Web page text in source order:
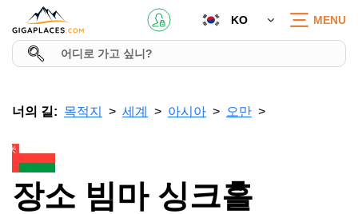
KO MENU
너의 길: 목적지 세계 아시아 오만
장소 빔마 싱크홀